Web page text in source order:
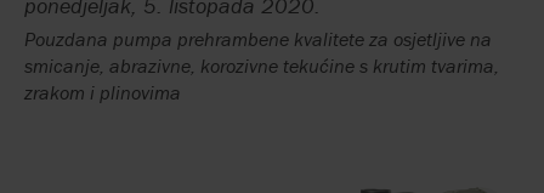
Pouzdana pumpa prehrambene kvalitete za osjetljive na
smicanje, abrazivne, korozivne tekućine s krutim tvarima,
zrakom i plinovima